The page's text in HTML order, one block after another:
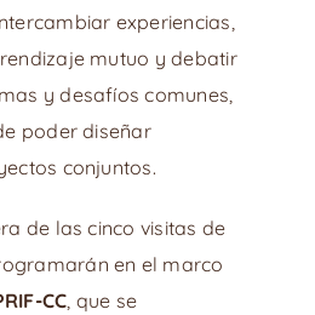
experiencias,
mutuo y debatir
y desafíos comunes,
poder diseñar
conjuntos.
de las cinco visitas de
en el marco
CC, que se